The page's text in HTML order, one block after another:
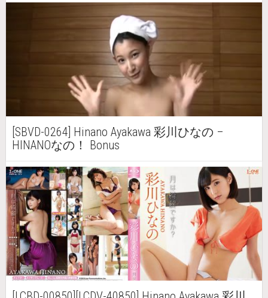
[SBVD-0264] Hinano Ayakawa 彩川ひなの –
HINANOなの！ Bonus